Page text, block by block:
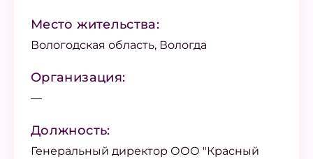
Место жительства:
Вологодская область, Вологда
Организация:
—
Должность:
Генеральный директор ООО "Красный